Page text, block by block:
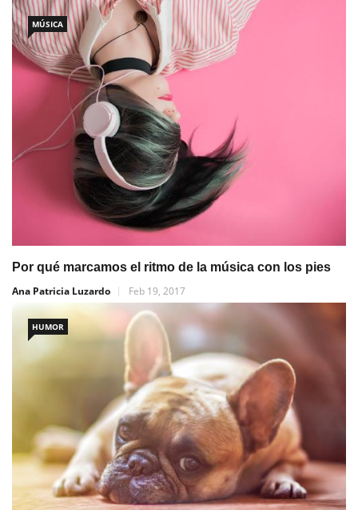
MÚSICA
Por qué marcamos el ritmo de la música con los pies
Ana Patricia Luzardo
Feb 19, 2017
HUMOR